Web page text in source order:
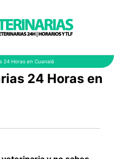
24 Horas en Cuanalá
24 Horas en